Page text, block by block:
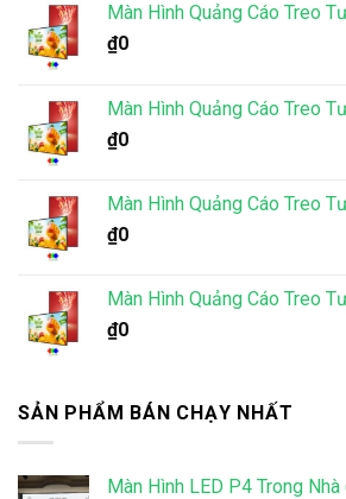
Màn Hình Quảng Cáo Treo
₫0
Màn Hình Quảng Cáo Treo
₫0
Màn Hình Quảng Cáo Treo
₫0
Màn Hình Quảng Cáo Treo
₫0
SẢN PHẨM BÁN CHẠY NHẤT
Màn Hình LED P4 Trong